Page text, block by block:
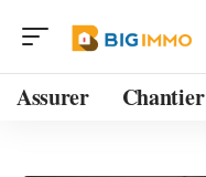
Assurer Chantier